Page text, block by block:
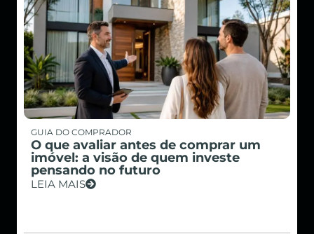
GUIA DO COMPRADOR
O que avaliar antes de comprar um
imóvel: a visão de quem investe
pensando no futuro
LEIA MAIS